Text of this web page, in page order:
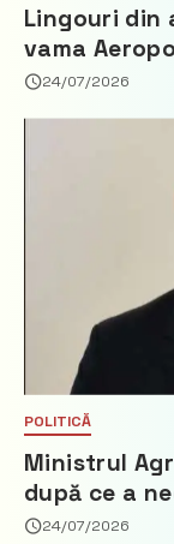
Lingouri din
vama
24/07/2026
POLITICĂ
Ministrul
după ce a
Partidul
24/07/2026